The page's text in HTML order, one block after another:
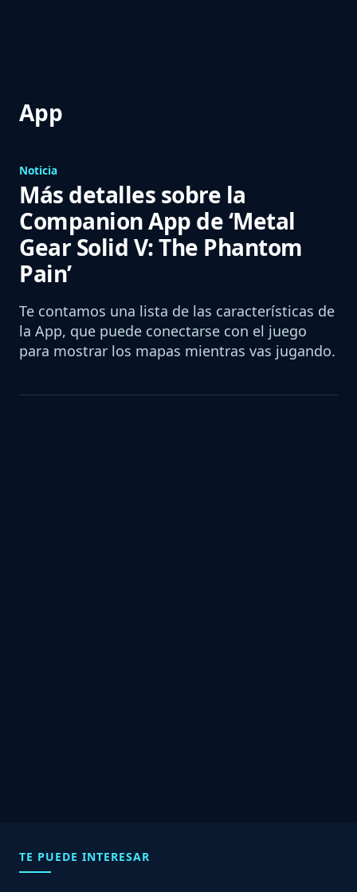
App
Noticia
Más detalles sobre la
Companion App de ‘Metal
Gear Solid V: The Phantom
Pain’
Te contamos una lista de las características de
la App, que puede conectarse con el juego
para mostrar los mapas mientras vas jugando.
TE PUEDE INTERESAR